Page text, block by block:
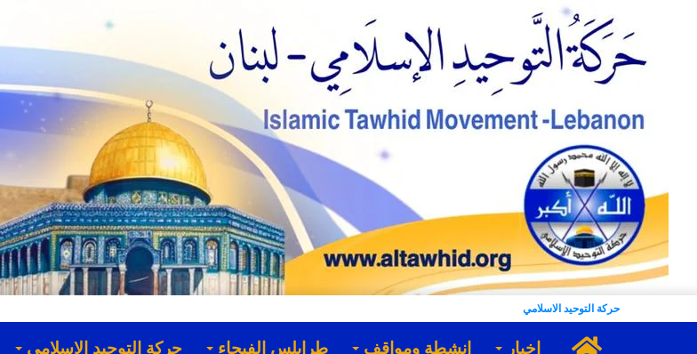
حركة التوحيد الاسلامي
الرئيسية
اخبار انشطة ومواقف طرابلس الفيحاء حركة التوحيد الإسلامي